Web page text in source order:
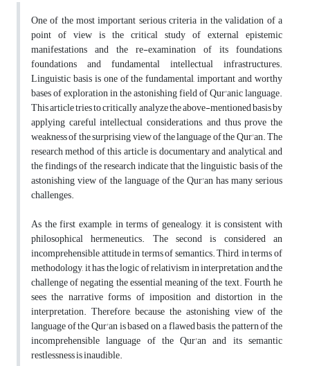
One of the most important serious criteria in the validation of a
point of view is the critical study of external epistemic
manifestations and the re-examination of its foundations,
foundations and fundamental intellectual infrastructures.
Linguistic basis is one of the fundamental, important and worthy
bases of exploration in the astonishing field of Qur'anic language.
This article tries to critically analyze the above-mentioned basis by
applying careful intellectual considerations, and thus prove the
weakness of the surprising view of the language of the Qur'an. The
research method of this article is documentary and analytical, and
the findings of the research indicate that the linguistic basis of the
astonishing view of the language of the Qur'an has many serious
challenges.
As the first example, in terms of genealogy, it is consistent with
philosophical hermeneutics. The second is considered an
incomprehensible attitude in terms of semantics. Third, in terms of
methodology, it has the logic of relativism in interpretation and the
challenge of negating the essential meaning of the text. Fourth, he
sees the narrative forms of imposition and distortion in the
interpretation. Therefore, because the astonishing view of the
language of the Qur'an is based on a flawed basis, the pattern of the
incomprehensible language of the Qur'an and its semantic
restlessness is inaudible.